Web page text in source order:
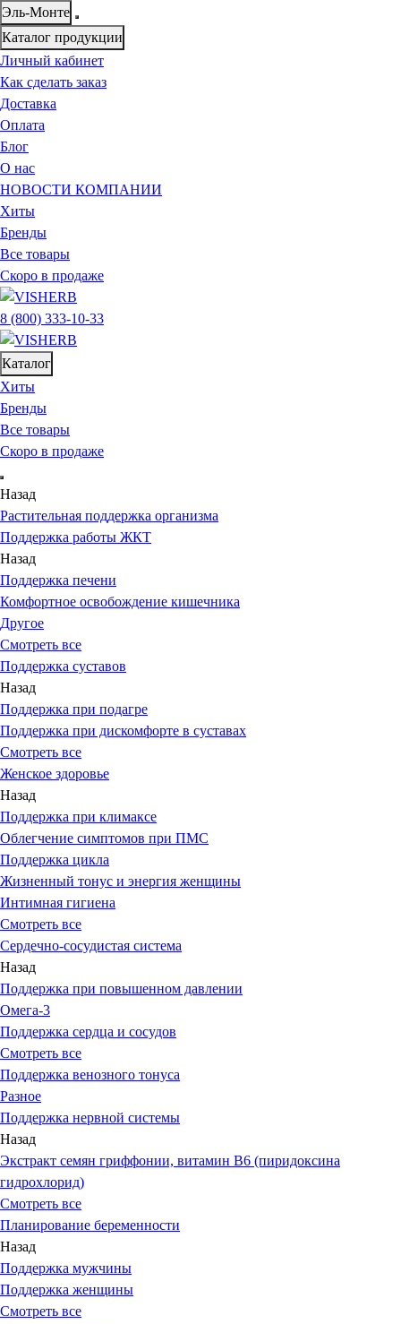
Эль-Монте
Каталог продукции
Личный кабинет
Как сделать заказ
Доставка
Оплата
Блог
О нас
НОВОСТИ КОМПАНИИ
Хиты
Бренды
Все товары
Скоро в продаже
8 (800) 333-10-33
Каталог
Хиты
Бренды
Все товары
Скоро в продаже
Назад
Растительная поддержка организма
Поддержка работы ЖКТ
Назад
Поддержка печени
Комфортное освобождение кишечника
Другое
Смотреть все
Поддержка суставов
Назад
Поддержка при подагре
Поддержка при дискомфорте в суставах
Смотреть все
Женское здоровье
Назад
Поддержка при климаксе
Облегчение симптомов при ПМС
Поддержка цикла
Жизненный тонус и энергия женщины
Интимная гигиена
Смотреть все
Сердечно-сосудистая система
Назад
Поддержка при повышенном давлении
Омега-3
Поддержка сердца и сосудов
Смотреть все
Поддержка венозного тонуса
Разное
Поддержка нервной системы
Назад
Экстракт семян гриффонии, витамин В6 (пиридоксина
гидрохлорид)
Смотреть все
Планирование беременности
Назад
Поддержка мужчины
Поддержка женщины
Смотреть все